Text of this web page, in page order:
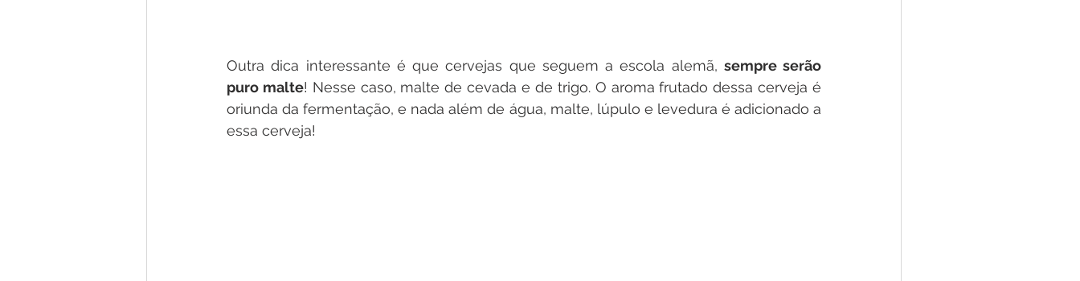
Outra dica interessante é que cervejas que seguem a escola alemã, sempre serão
puro malte! Nesse caso, malte de cevada e de trigo. O aroma frutado dessa cerveja é
oriunda da fermentação, e nada além de água, malte, lúpulo e levedura é adicionado a
essa cerveja!